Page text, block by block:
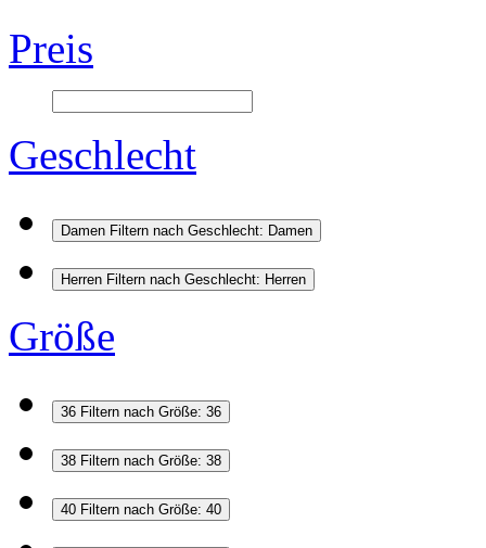
Preis
Geschlecht
Damen Filtern nach Geschlecht: Damen
Herren Filtern nach Geschlecht: Herren
Größe
36 Filtern nach Größe: 36
38 Filtern nach Größe: 38
40 Filtern nach Größe: 40